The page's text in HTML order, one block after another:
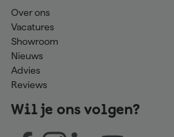
Over ons
Vacatures
Showroom
Nieuws
Advies
Reviews
Wil je ons volgen?